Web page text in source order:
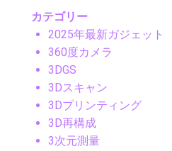
カテゴリー
2025年最新ガジェット
360度カメラ
3DGS
3Dスキャン
3Dプリンティング
3D再構成
3次元測量